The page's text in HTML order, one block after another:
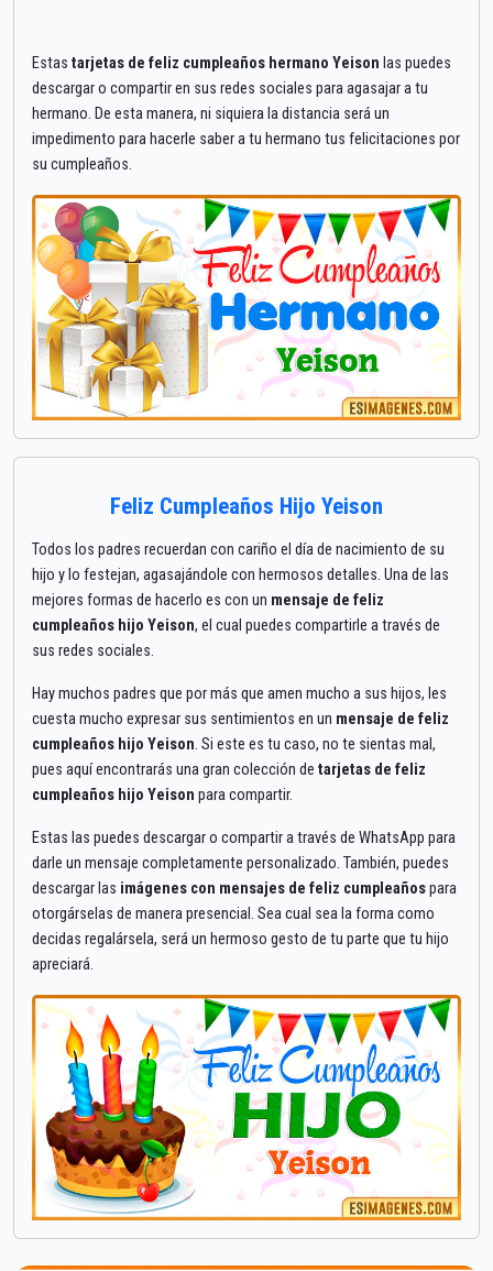
Estas tarjetas de feliz cumpleaños hermano Yeison las puedes
descargar o compartir en sus redes sociales para agasajar a tu
hermano. De esta manera, ni siquiera la distancia será un
impedimento para hacerle saber a tu hermano tus felicitaciones por
su cumpleaños.
Feliz Cumpleaños Hijo Yeison
Todos los padres recuerdan con cariño el día de nacimiento de su
hijo y lo festejan, agasajándole con hermosos detalles. Una de las
mejores formas de hacerlo es con un mensaje de feliz
cumpleaños hijo Yeison, el cual puedes compartirle a través de
sus redes sociales.
Hay muchos padres que por más que amen mucho a sus hijos, les
cuesta mucho expresar sus sentimientos en un mensaje de feliz
cumpleaños hijo Yeison. Si este es tu caso, no te sientas mal,
pues aquí encontrarás una gran colección de tarjetas de feliz
cumpleaños hijo Yeison para compartir.
Estas las puedes descargar o compartir a través de WhatsApp para
darle un mensaje completamente personalizado. También, puedes
descargar las imágenes con mensajes de feliz cumpleañospara
otorgárselas de manera presencial. Sea cual sea la forma como
decidas regalársela, será un hermoso gesto de tu parte que tu hijo
apreciará.